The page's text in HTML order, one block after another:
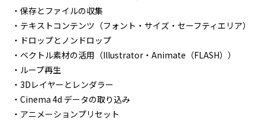
・保存とファイルの収集
・テキストコンテンツ（フォント・サイズ・セーフティエリア）
・ドロップとノンドロップ
・ベクトル素材の活用（Illustrator・Animate（FLASH））
・ループ再生
・3Dレイヤーとレンダラー
・Cinema 4d データの取り込み
・アニメーションプリセット